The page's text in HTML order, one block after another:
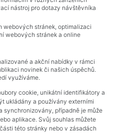
and conditions
of personal data
estate's
Contact
processing
nástroj pro dotazy návštěvníka
webových stránek, optimalizaci
webových stránek a online
a akční nabídky v rámci
novinek či našich úspěchů.
využíváme.
cookie, unikátní identifikátory a
ukládány a používány externími
synchronizovány, případně je může
aplikace. Svůj souhlas můžete
této stránky nebo v zásadách